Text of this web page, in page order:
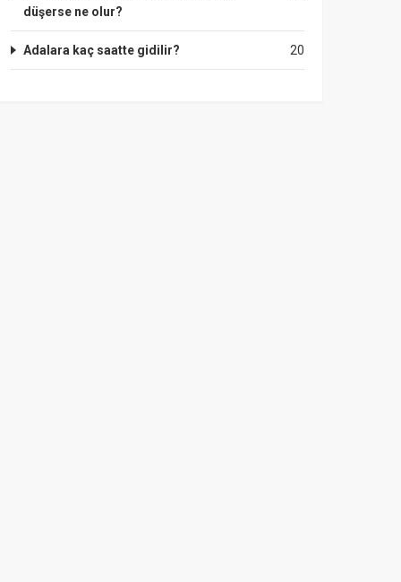
düşerse ne olur?
20
Adalara kaç saatte gidilir?